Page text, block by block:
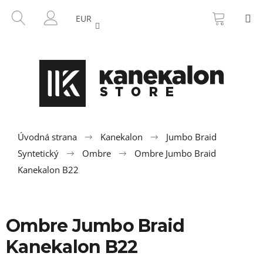
HĽADAŤ
PRIHLÁSENIE
EUR KOŠÍK
Úvodná strana Kanekalon
Jumbo Braid
Syntetický
Ombre
Ombre Jumbo Braid
Kanekalon B22
Ombre Jumbo Braid
Kanekalon B22
SPÄŤ
SPÄŤ
e
b
e
t
e